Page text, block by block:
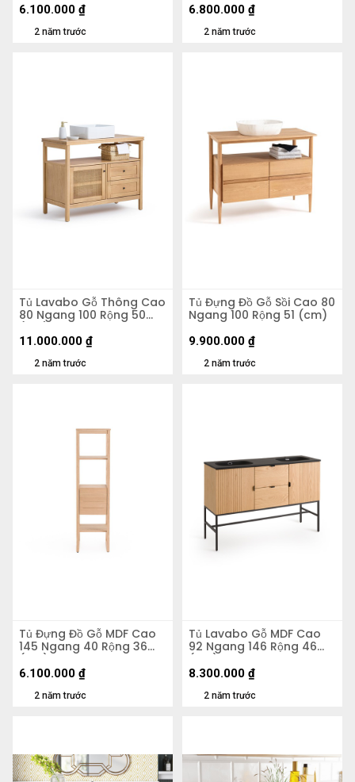
2 năm trước
6.100.000 ₫
2 năm trước
6.800.000 ₫
Tủ Lavabo Gỗ Thông Cao
80 Ngang 100 Rộng 50
(cm)
2 năm trước
11.000.000 ₫
Tủ Đựng Đồ Gỗ Sồi Cao 80
Ngang 100 Rộng 51 (cm)
2 năm trước
9.900.000 ₫
Tủ Đựng Đồ Gỗ MDF Cao
145 Ngang 40 Rộng 36
(cm)
2 năm trước
6.100.000 ₫
Tủ Lavabo Gỗ MDF Cao
92 Ngang 146 Rộng 46
(cm)
2 năm trước
8.300.000 ₫